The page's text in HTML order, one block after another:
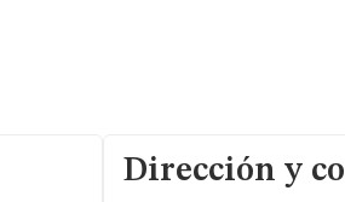
Dirección y